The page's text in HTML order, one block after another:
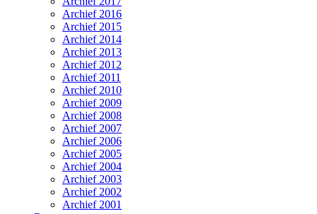
Archief 2016
Archief 2015
Archief 2014
Archief 2013
Archief 2012
Archief 2011
Archief 2010
Archief 2009
Archief 2008
Archief 2007
Archief 2006
Archief 2005
Archief 2004
Archief 2003
Archief 2002
Archief 2001